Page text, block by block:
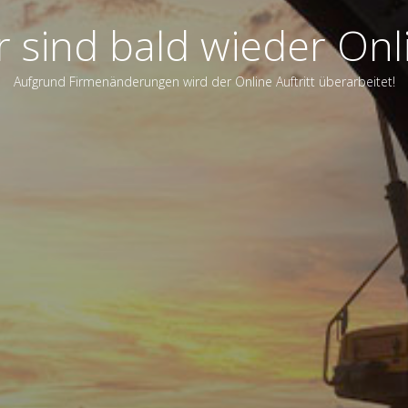
sind bald wieder
Aufgrund Firmenänderungen wird der Online Auftritt überarbeitet!